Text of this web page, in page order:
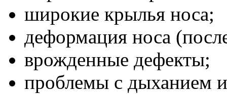
широкие крылья носа;
деформация носа
врожденные дефекты;
проблемы с дыханием